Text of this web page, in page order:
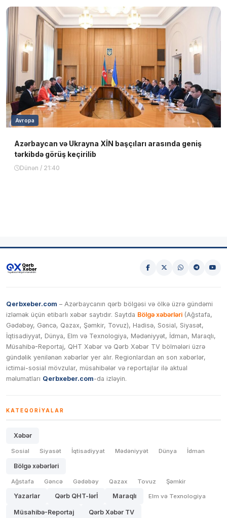
Avropa
Azərbaycan və Ukrayna XİN başçıları arasında geniş
tərkibdə görüş keçirilib
Dünən / 21:40
Qerbxeber.com – Azərbaycanın qərb bölgəsi və ölkə üzrə gündəmi
izləmək üçün etibarlı xəbər saytıdır. Saytda Bölgə xəbərləri (Ağstafa,
Gədəbəy, Gəncə, Qazax, Şəmkir, Tovuz), Hadisə, Sosial, Siyasət,
İqtisadiyyat, Dünya, Elm və Texnologiya, Mədəniyyət, İdman, Maraqlı,
Müsahibə-Reportaj, QHT Xəbər və Qərb Xəbər TV bölmələri üzrə
gündəlik yenilənən xəbərlər yer alır. Regionlardan ən son xəbərlər,
ictimai-sosial mövzular, müsahibələr və reportajlar ilə aktual
məlumatları Qerbxeber.com-da izləyin.
KATEQORIYALAR
Xəbər
Sosial Siyasət İqtisadiyyat Mədəniyyət Dünya İdman
Bölgə xəbərləri
Ağstafa Gəncə Gədəbəy Qazax Tovuz Şəmkir
Yazarlar Qərb QHT-lərİ Maraqlı Elm və Texnologiya
Müsahibə-Reportaj Qərb Xəbər TV